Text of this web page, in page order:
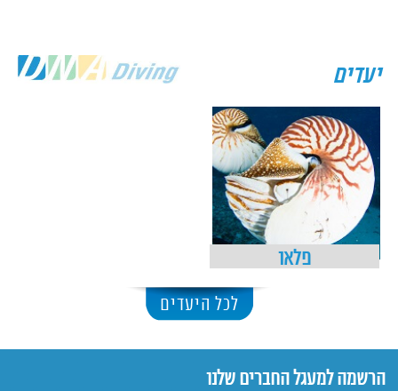
יעדים
פלאו
לכל היעדים
הרשמה למעגל החברים שלנו